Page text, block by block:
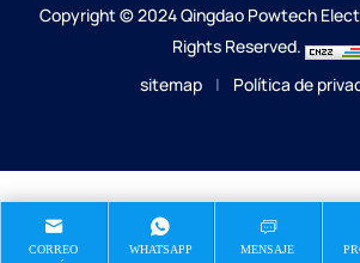
Copyright © 2024 Qingdao Powtech
Rights Reserved.
sitemap | Política de
CORREO
WHATSAPP MENSAJE